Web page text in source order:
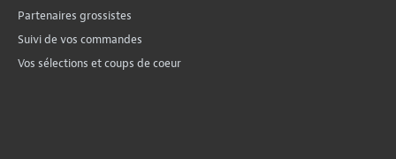
Partenaires grossistes
Suivi de vos commandes
Vos sélections et coups de coeur